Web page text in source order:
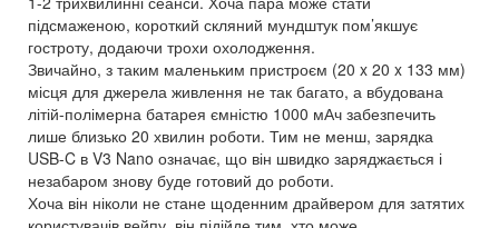
підсмаженою, короткий скляний мундштук пом’якшує
гостроту, додаючи трохи охолодження.
Звичайно, з таким маленьким пристроєм (20 x 20 x 133 мм)
місця для джерела живлення не так багато, а вбудована
літій-полімерна батарея ємністю 1000 мАч забезпечить
лише близько 20 хвилин роботи. Тим не менш, зарядка
USB-C в V3 Nano означає, що він швидко заряджається і
незабаром знову буде готовий до роботи.
Хоча він ніколи не стане щоденним драйвером для затятих